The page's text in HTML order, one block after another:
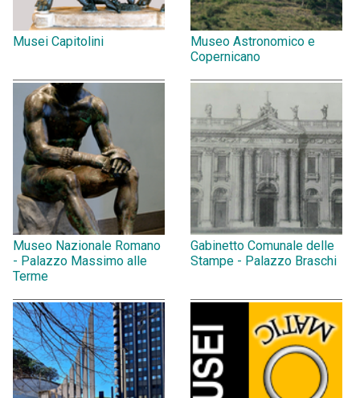
Musei Capitolini
Museo Astronomico e
Copernicano
Museo Nazionale Romano
- Palazzo Massimo alle
Terme
Gabinetto Comunale delle
Stampe - Palazzo Braschi